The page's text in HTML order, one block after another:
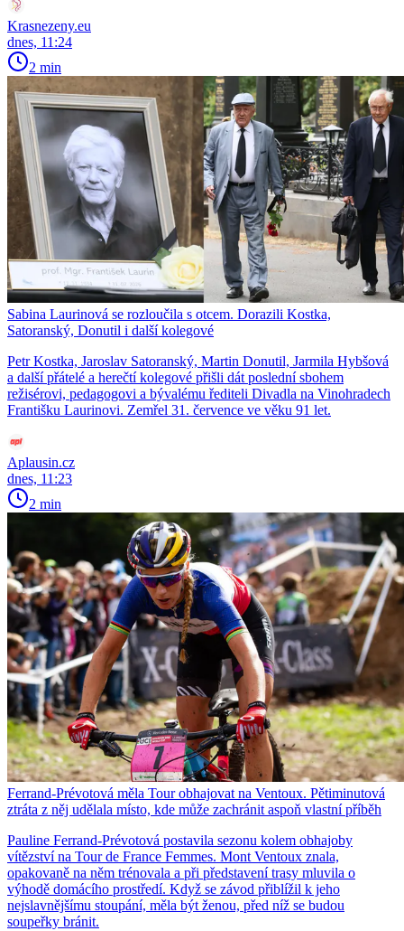
Krasnezeny.eu
dnes, 11:24
2 min
Sabina Laurinová se rozloučila s otcem. Dorazili Kostka,
Satoranský, Donutil i další kolegové
Petr Kostka, Jaroslav Satoranský, Martin Donutil, Jarmila Hybšová
a další přátelé a herečtí kolegové přišli dát poslední sbohem
režisérovi, pedagogovi a bývalému řediteli Divadla na Vinohradech
Františku Laurinovi. Zemřel 31. července ve věku 91 let.
Aplausin.cz
dnes, 11:23
2 min
Ferrand-Prévotová měla Tour obhajovat na Ventoux. Pětiminutová
ztráta z něj udělala místo, kde může zachránit aspoň vlastní příběh
Pauline Ferrand-Prévotová postavila sezonu kolem obhajoby
vítězství na Tour de France Femmes. Mont Ventoux znala,
opakovaně na něm trénovala a při představení trasy mluvila o
výhodě domácího prostředí. Když se závod přiblížil k jeho
nejslavnějšímu stoupání, měla být ženou, před níž se budou
soupeřky bránit.